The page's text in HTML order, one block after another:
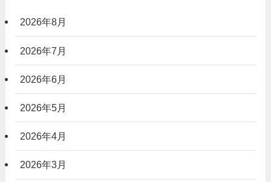
2026年8月
2026年7月
2026年6月
2026年5月
2026年4月
2026年3月